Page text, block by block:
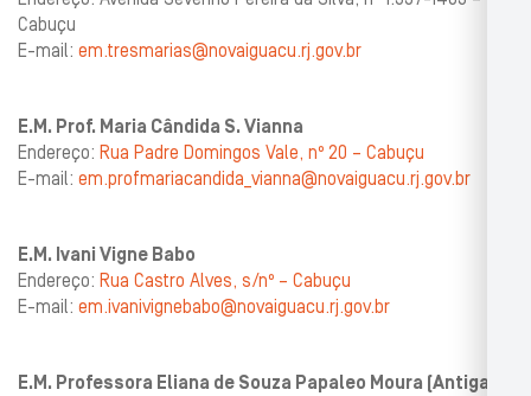
Cabuçu
E-mail: em.tresmarias@novaiguacu.rj.gov.br
E.M. Prof. Maria Cândida S. Vianna
Endereço: Rua Padre Domingos Vale, nº 20 – Cabuçu
E-mail: em.profmariacandida_vianna@novaiguacu.rj.gov.br
E.M. Ivani Vigne Babo
Endereço: Rua Castro Alves, s/nº – Cabuçu
E-mail: em.ivanivignebabo@novaiguacu.rj.gov.br
E.M. Professora Eliana de Souza Papaleo Moura (Antiga